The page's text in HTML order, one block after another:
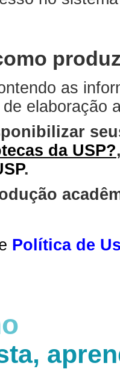
as
elaboração
da USP?
.
Política de